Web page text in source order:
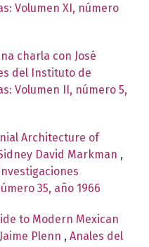
Volumen XI, número
charla con José
del Instituto de
Volumen II, número 5,
Architecture of
David Markman ,
35, año 1966
to Modern Mexican
Plenn , Anales del